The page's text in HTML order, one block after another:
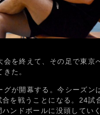
会を終えて、その足で東京
た。
グが開幕する。今シーズ
を戦うことになる。24試
ンドボールに没頭してい